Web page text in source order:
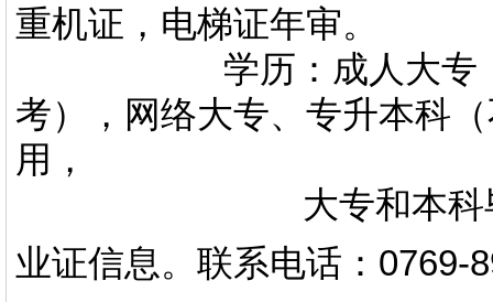
重机证，电梯证年审。
学历：成人大专，专
考），网络大专、专升本科
用，
大专和本科毕业证
业证信息。 联系电话 ： 0769-